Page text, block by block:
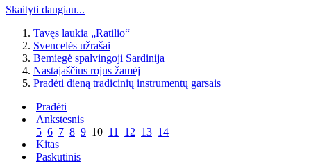
Skaityti daugiau...
Tavęs laukia „Ratilio“
Svencelės užrašai
Bemiegė spalvingoji Sardinija
Nastajaščius rojus žamėj
Pradėti dieną tradicinių instrumentų garsais
Pradėti
Ankstesnis
5 6 7 8 9 10 11 12 13 14
Kitas
Paskutinis